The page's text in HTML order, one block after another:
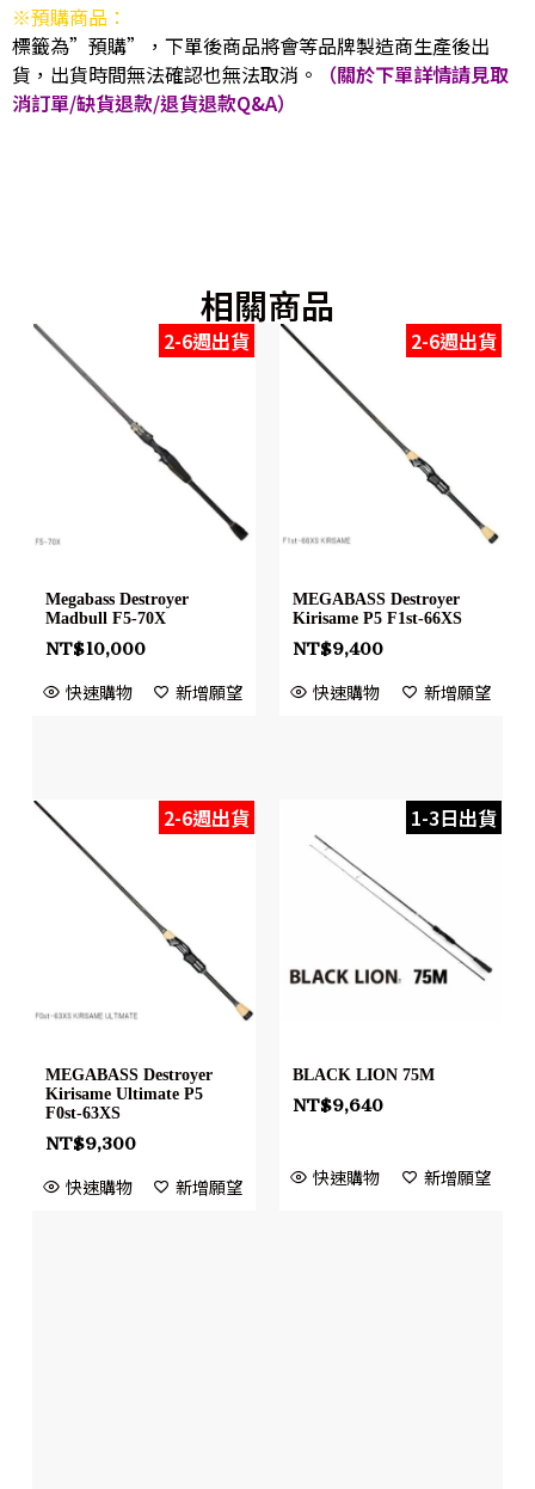
※預購商品：
標籤為”預購”，下單後商品將會等品牌製造商生產後出
貨，出貨時間無法確認也無法取消。
（關於下單詳情請見取
消訂單/缺貨退款/退貨退款Q&A）
相關商品
2-6週出貨
Megabass Destroyer
Madbull F5-70X
NT$10,000
快速購物 新增願望
2-6週出貨
MEGABASS Destroyer
Kirisame P5 F1st-66XS
NT$9,400
快速購物 新增願望
2-6週出貨
MEGABASS Destroyer
Kirisame Ultimate P5
F0st-63XS
NT$9,300
快速購物 新增願望
1-3日出貨
BLACK LION 75M
NT$9,640
快速購物 新增願望